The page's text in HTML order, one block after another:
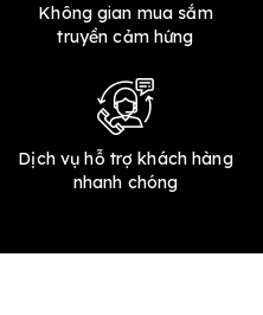
Không gian mua sắm
truyền cảm hứng
Dịch vụ hỗ trợ khách hàng
nhanh chóng